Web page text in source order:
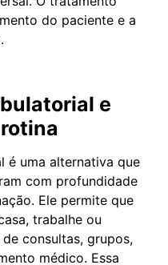
do paciente e a
e
é uma alternativa que
com profundidade
Ele permite que
trabalhe ou
consultas, grupos,
médico. Essa